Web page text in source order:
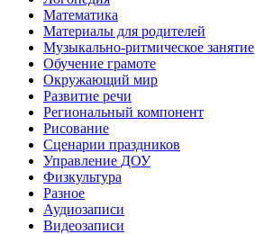
Математика
Материалы для родителей
Музыкально-ритмическое занятие
Обучение грамоте
Окружающий мир
Развитие речи
Региональный компонент
Рисование
Сценарии праздников
Управление ДОУ
Физкультура
Разное
Аудиозаписи
Видеозаписи